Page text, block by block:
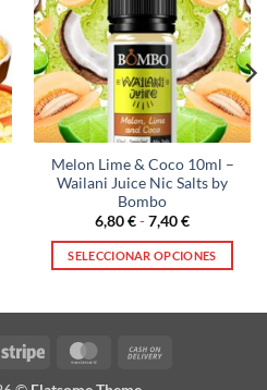
Melon Lime & Coco 10ml –
Wailani Juice Nic Salts by
Bombo
6,80€-7,40€Rango
precios:
desde
SELECCIONAR OPCIONES
múltiples
Stripe MasterCard